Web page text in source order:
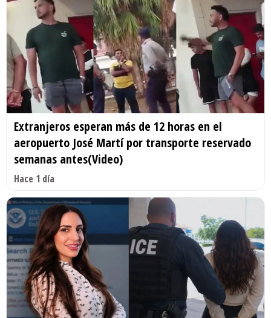
Extranjeros esperan más de 12 horas en el
aeropuerto José Martí por transporte reservado
semanas antes(Video)
Hace 1 día